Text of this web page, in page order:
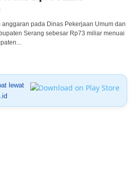
anggaran pada Dinas Pekerjaan Umum dan
Serang sebesar Rp73 miliar menuai
lewat